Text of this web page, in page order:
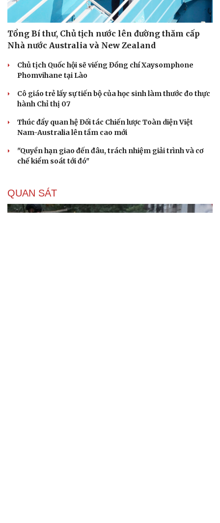
Tổng Bí thư, Chủ tịch nước lên đường thăm cấp
Nhà nước Australia và New Zealand
Chủ tịch Quốc hội sẽ viếng Đồng chí Xaysomphone
Phomvihane tại Lào
Cô giáo trẻ lấy sự tiến bộ của học sinh làm thước đo thực
hành Chỉ thị 07
Thúc đẩy quan hệ Đối tác Chiến lược Toàn diện Việt
Nam-Australia lên tầm cao mới
"Quyền hạn giao đến đâu, trách nhiệm giải trình và cơ
chế kiểm soát tới đó"
QUAN SÁT